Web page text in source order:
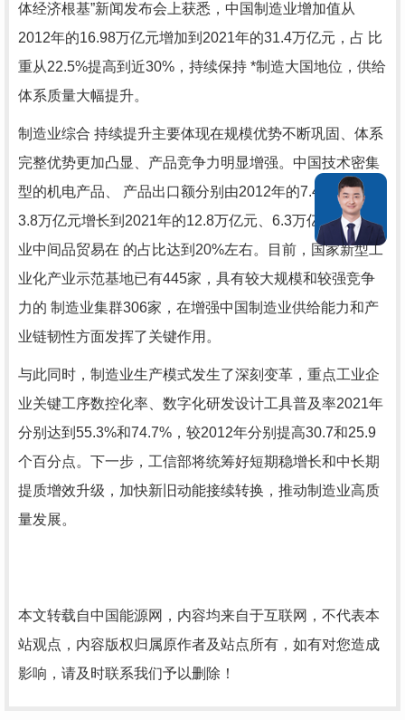
体经济根基”新闻发布会上获悉，中国制造业增加值从
2012年的16.98万亿元增加到2021年的31.4万亿元，占 比
重从22.5%提高到近30%，持续保持 *制造大国地位，供给
体系质量大幅提升。
制造业综合 持续提升主要体现在规模优势不断巩固、体系
完整优势更加凸显、产品竞争力明显增强。中国技术密集
型的机电产品、 产品出口额分别由2012年的7.4万亿元、
3.8万亿元增长到2021年的12.8万亿元、6.3万亿元，制造
业中间品贸易在 的占比达到20%左右。目前，国家新型工
业化产业示范基地已有445家，具有较大规模和较强竞争
力的 制造业集群306家，在增强中国制造业供给能力和产
业链韧性方面发挥了关键作用。
与此同时，制造业生产模式发生了深刻变革，重点工业企
业关键工序数控化率、数字化研发设计工具普及率2021年
分别达到55.3%和74.7%，较2012年分别提高30.7和25.9
个百分点。下一步，工信部将统筹好短期稳增长和中长期
提质增效升级，加快新旧动能接续转换，推动制造业高质
量发展。
本文转载自中国能源网，内容均来自于互联网，不代表本
站观点，内容版权归属原作者及站点所有，如有对您造成
影响，请及时联系我们予以删除！